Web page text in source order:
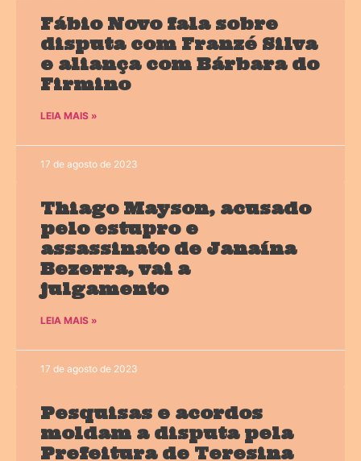
Fábio Novo fala sobre
disputa com Franzé Silva
e aliança com Bárbara do
Firmino
LEIA MAIS »
17 de agosto de 2023
Thiago Mayson, acusado
pelo estupro e
assassinato de Janaína
Bezerra, vai a
julgamento
LEIA MAIS »
17 de agosto de 2023
Pesquisas e acordos
moldam a disputa pela
Prefeitura de Teresina